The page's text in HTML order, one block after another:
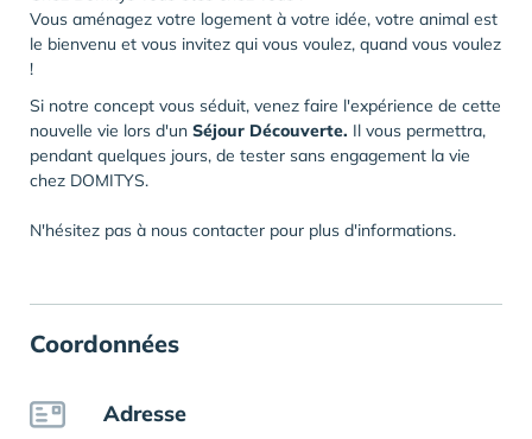
Vous aménagez votre logement à votre idée, votre animal est
le bienvenu et vous invitez qui vous voulez, quand vous voulez
!
Si notre concept vous séduit, venez faire l'expérience de cette
nouvelle vie lors d'un Séjour Découverte. Il vous permettra,
pendant quelques jours, de tester sans engagement la vie
chez DOMITYS.
N'hésitez pas à nous contacter pour plus d'informations.
Coordonnées
Adresse